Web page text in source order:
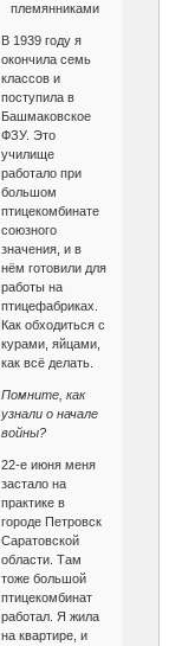
племянниками
В 1939 году я
окончила семь
классов и
поступила в
Башмаковское
ФЗУ. Это
училище
работало при
большом
птицекомбинате
союзного
значения, и в
нём готовили для
работы на
птицефабриках.
Как обходиться с
курами, яйцами,
как всё делать.
Помните, как
узнали о начале
войны?
22-е июня меня
застало на
практике в
городе Петровск
Саратовской
области. Там
тоже большой
птицекомбинат
работал. Я жила
на квартире, и